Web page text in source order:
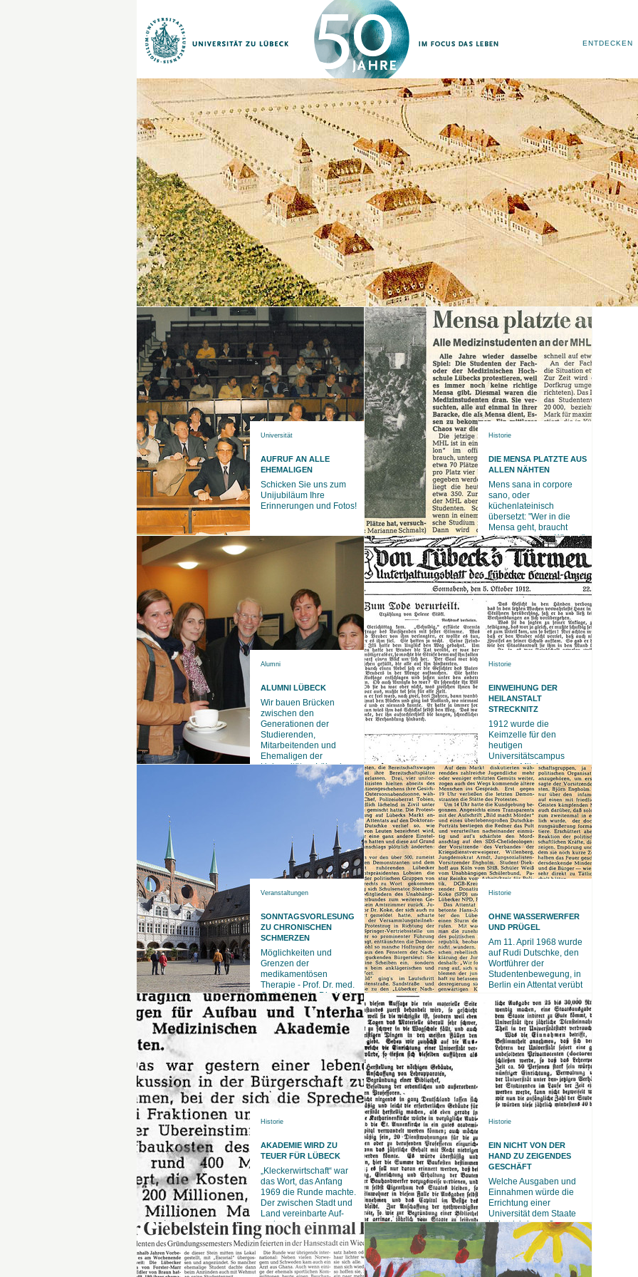
ENTDECKEN
Universität
AUFRUF AN ALLE
EHEMALIGEN
Schicken Sie uns zum
Unijubiläum Ihre
Erinnerungen und Fotos!
Historie
DIE MENSA PLATZTE AUS
ALLEN NÄHTEN
Mens sana in corpore
sano, oder
küchenlateinisch
übersetzt: "Wer in die
Mensa geht, braucht
einen gesunden Körper."
Das
Alumni
ALUMNI LÜBECK
Wir bauen Brücken
zwischen den
Generationen der
Studierenden,
Mitarbeitenden und
Ehemaligen der
Universität zu Lübeck
Historie
EINWEIHUNG DER
HEILANSTALT
STRECKNITZ
1912 wurde die
Keimzelle für den
heutigen
Universitätscampus
gelegt - Mit der
Straßenbahn und dann
zu Fuß ging es zu
Veranstaltungen
SONNTAGSVORLESUNG
ZU CHRONISCHEN
SCHMERZEN
Möglichkeiten und
Grenzen der
medikamentösen
Therapie - Prof. Dr. med.
Carla Nau, die Direktorin
der Klinik für
Historie
OHNE WASSERWERFER
UND PRÜGEL
Am 11. April 1968 wurde
auf Rudi Dutschke, den
Wortführer der
Studentenbewegung, in
Berlin ein Attentat verübt
Historie
AKADEMIE WIRD ZU
TEUER FÜR LÜBECK
„Kleckerwirtschaft“ war
das Wort, das Anfang
1969 die Runde machte.
Der zwischen Stadt und
Land vereinbarte Auf-
und
Historie
EIN NICHT VON DER
HAND ZU ZEIGENDES
GESCHÄFT
Welche Ausgaben und
Einnahmen würde die
Errichtung einer
Universität dem Staate
Lübeck bringen?